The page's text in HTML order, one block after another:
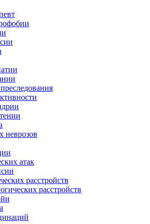
неврозов
атак
расстройств
расстройств